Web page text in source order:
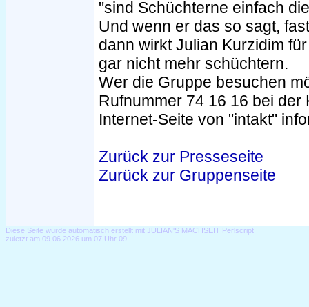
"sind Schüchterne einfach
Und wenn er das so sagt,
dann wirkt Julian Kurzidim
gar nicht mehr schüchtern.
Wer die Gruppe besuchen
Rufnummer 74 16 16 bei der
Internet-Seite von "intakt"
Zurück zur Presseseite
Zurück zur Gruppenseite
Diese Seite wurde automatisch erstellt mit JULIAN'S MACHSEIT Perlscript
zuletzt am 09.06.2026 um 07 Uhr 09